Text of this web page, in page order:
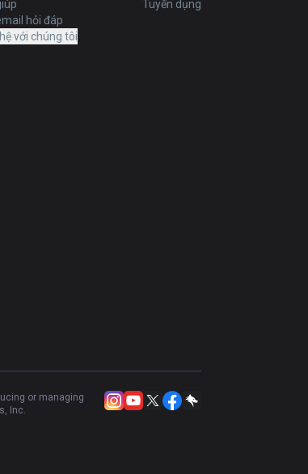
hỏi đáp
hệ với chúng tôi
Tuyển dụng
or managing
Inc.